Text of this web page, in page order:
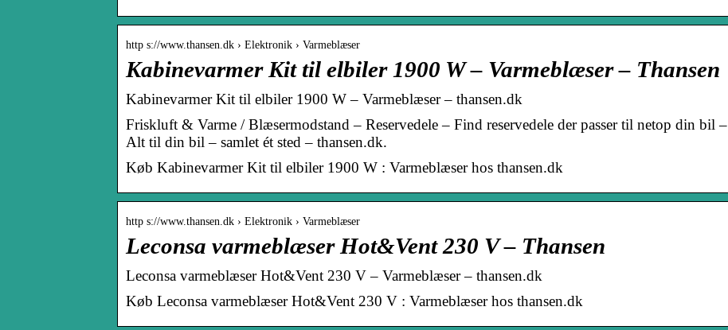
http s://www.thansen.dk › Elektronik › Varmeblæser
Kabinevarmer Kit til elbiler 1900 W – Varmeblæser – Thansen
Kabinevarmer Kit til elbiler 1900 W – Varmeblæser – thansen.dk
Friskluft & Varme / Blæsermodstand – Reservedele – Find reservedele der passer til netop din bil –
Alt til din bil – samlet ét sted – thansen.dk.
Køb Kabinevarmer Kit til elbiler 1900 W : Varmeblæser hos thansen.dk
http s://www.thansen.dk › Elektronik › Varmeblæser
Leconsa varmeblæser Hot&Vent 230 V – Thansen
Leconsa varmeblæser Hot&Vent 230 V – Varmeblæser – thansen.dk
Køb Leconsa varmeblæser Hot&Vent 230 V : Varmeblæser hos thansen.dk